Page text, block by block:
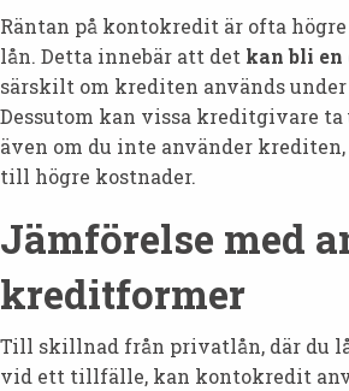
Räntan på kontokredit är ofta
lån. Detta innebär att det kan bli
särskilt om krediten används
Dessutom kan vissa kreditgivare
även om du inte använder
till högre kostnader.
Jämförelse med
kreditformer
Till skillnad från privatlån, där du
vid ett tillfälle, kan kontokredit